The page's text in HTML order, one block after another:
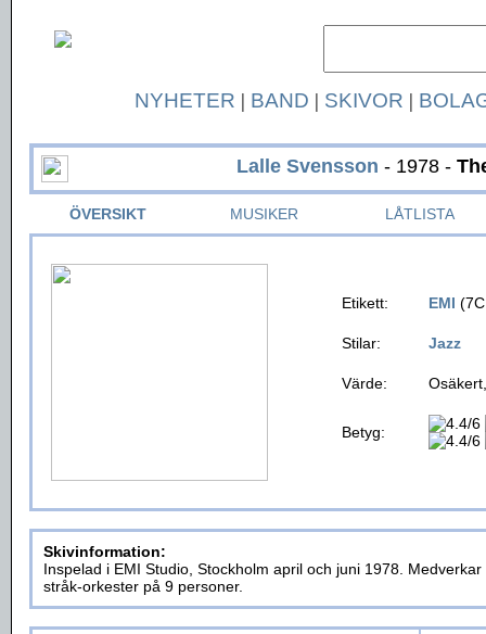
NYHETER | BAND | SKIVOR |
Lalle Svensson - 1978 -
ÖVERSIKT MUSIKER LÅTLISTA
Etikett: EMI
Stilar: Jazz
Värde:
Betyg:
Skivinformation:
Inspelad i EMI Studio, Stockholm april och juni 1978.
stråk-orkester på 9 personer.